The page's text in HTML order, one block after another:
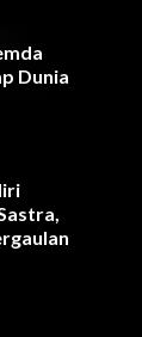
Dunia